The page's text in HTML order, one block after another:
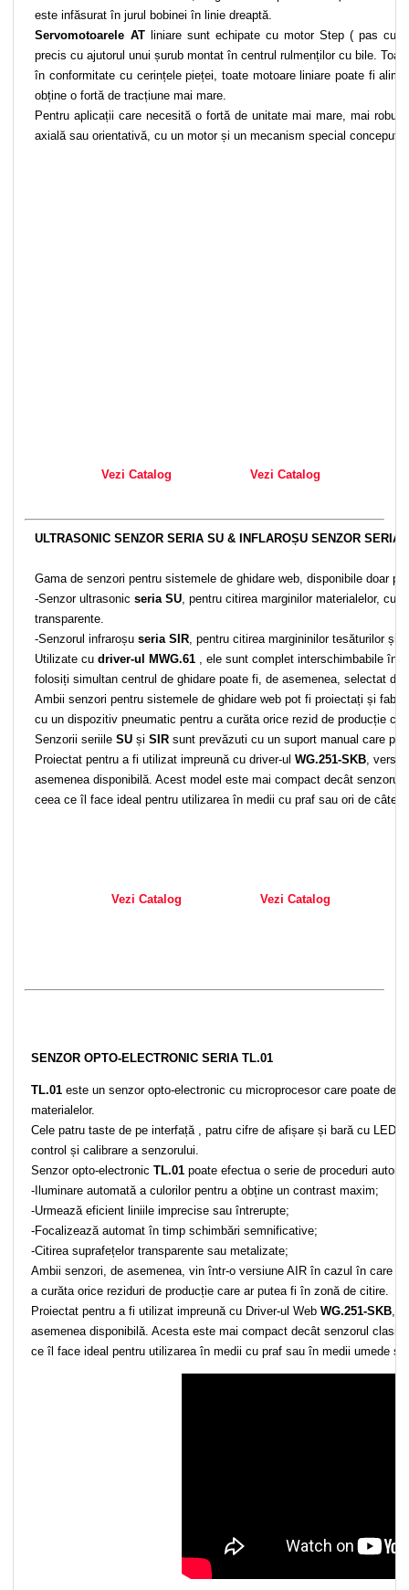
este infăsurat în jurul bobinei în linie dreaptă.
Servomotoarele ATliniare sunt echipate cu motor Step ( pas cu
precis cu ajutorul unui șurub montat în centrul rulmenților cu bile.
în conformitate cu cerințele pieței, toate motoare liniare poate fi
obține o fortă de tracțiune mai mare.
Pentru aplicații care necesită o fortă de unitate mai mare, mai
axială sau orientativă, cu un motor și un mecanism special conceput
Vezi Catalog Vezi Catalog
ULTRASONIC SENZOR SERIA SU & INFLAROȘU SENZOR SERIA
Gama de senzori pentru sistemele de ghidare web, disponibile doar
-Senzor ultrasonicseria SU , pentru citirea marginilor materialelor,
transparente.
-Senzorul infraroșuseria SIR , pentru citirea margininilor tesăturilor și
Utilizate cu driver-ul MWG.61 , ele sunt complet interschimbabile în
folosiți simultan centrul de ghidare poate fi, de asemenea, selectat
Ambii senzori pentru sistemele de ghidare web pot fi proiectați și
cu un dispozitiv pneumatic pentru a curăta orice rezid de producție
Senzorii seriileSU șiSIR sunt prevăzuti cu un suport manual care
Proiectat pentru a fi utilizat impreună cu driver-ulWG.251-SKB ,
asemenea disponibilă. Acest model este mai compact decât
ceea ce îl face ideal pentru utilizarea în medii cu praf sau ori de câte
Vezi Catalog Vezi Catalog
SENZOR OPTO-ELECTRONIC SERIA TL.01
TL.01 este un senzor opto-electronic cu microprocesor care poate
materialelor.
Cele patru taste de pe interfață , patru cifre de afișare și bară cu LED-
control și calibrare a senzorului.
Senzor opto-electronic TL.01 poate efectua o serie de proceduri
-Iluminare automată a culorilor pentru a obține un contrast maxim;
-Urmează eficient liniile imprecise sau întrerupte;
-Focalizează automat în timp schimbări semnificative;
-Citirea suprafețelor transparente sau metalizate;
Ambii senzori, de asemenea, vin într-o versiune AIR în cazul în care
a curăta orice reziduri de producție care ar putea fi în zonă de citire.
Proiectat pentru a fi utilizat impreună cu Driver-ul Web WG.251-SKB,
asemenea disponibilă. Acesta este mai compact decât senzorul
ce îl face ideal pentru utilizarea în medii cu praf sau în medii umede și